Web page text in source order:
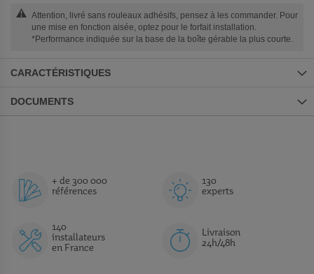
Attention, livré sans rouleaux adhésifs, pensez à les commander. Pour
une mise en fonction aisée, optez pour le forfait installation.
*Performance indiquée sur la base de la boîte gérable la plus courte.
CARACTÉRISTIQUES
DOCUMENTS
+ de 300 000
références
130
experts
140
installateurs
en France
Livraison
24h/48h